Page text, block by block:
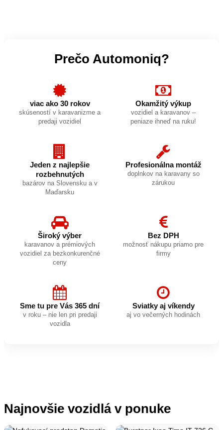
Prečo Automoniq?
viac ako 30 rokov
skúseností v karavanizme a
predaji vozidiel
Okamžitý výkup
vozidiel a karavanov –
peniaze ihneď na ruku!
Jeden z najlepšie
rozbehnutých
bazárov na Slovensku a v
Maďarsku
Profesionálna montáž
doplnkov na karavany so
zárukou
Široký výber
karavanov a prémiových
vozidiel za bezkonkurenčné
ceny
Bez DPH
možnosť nákupu priamo pre
firmy
Sme tu pre Vás 365 dní
v roku – nie len pri predaji
vozidla
Sviatky aj víkendy
aj vo večerných hodinách
Najnovšie vozidlá v ponuke